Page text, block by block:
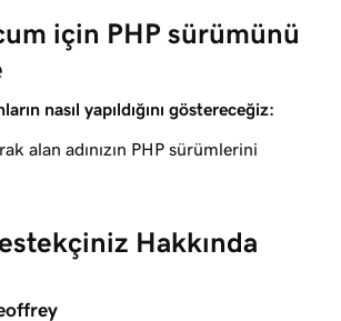
için PHP sürümünü
nasıl yapıldığını göstereceğiz:
alan adınızın PHP sürümlerini
Hakkında